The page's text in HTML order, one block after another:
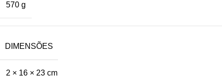
570 g
DIMENSÕES
2 × 16 × 23 cm